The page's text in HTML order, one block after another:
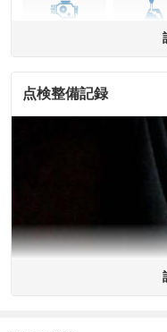
ミッシ
ABS
※異常がある場合は主要点検
※車に装備されていない項目
※グー故障診断は保証サービ
※実際にお渡しする故障診断
※グー故障診断書はあくまで
わたり車両状態を担保するも
各販売店へお問い合わせ下さ
点検整備記録